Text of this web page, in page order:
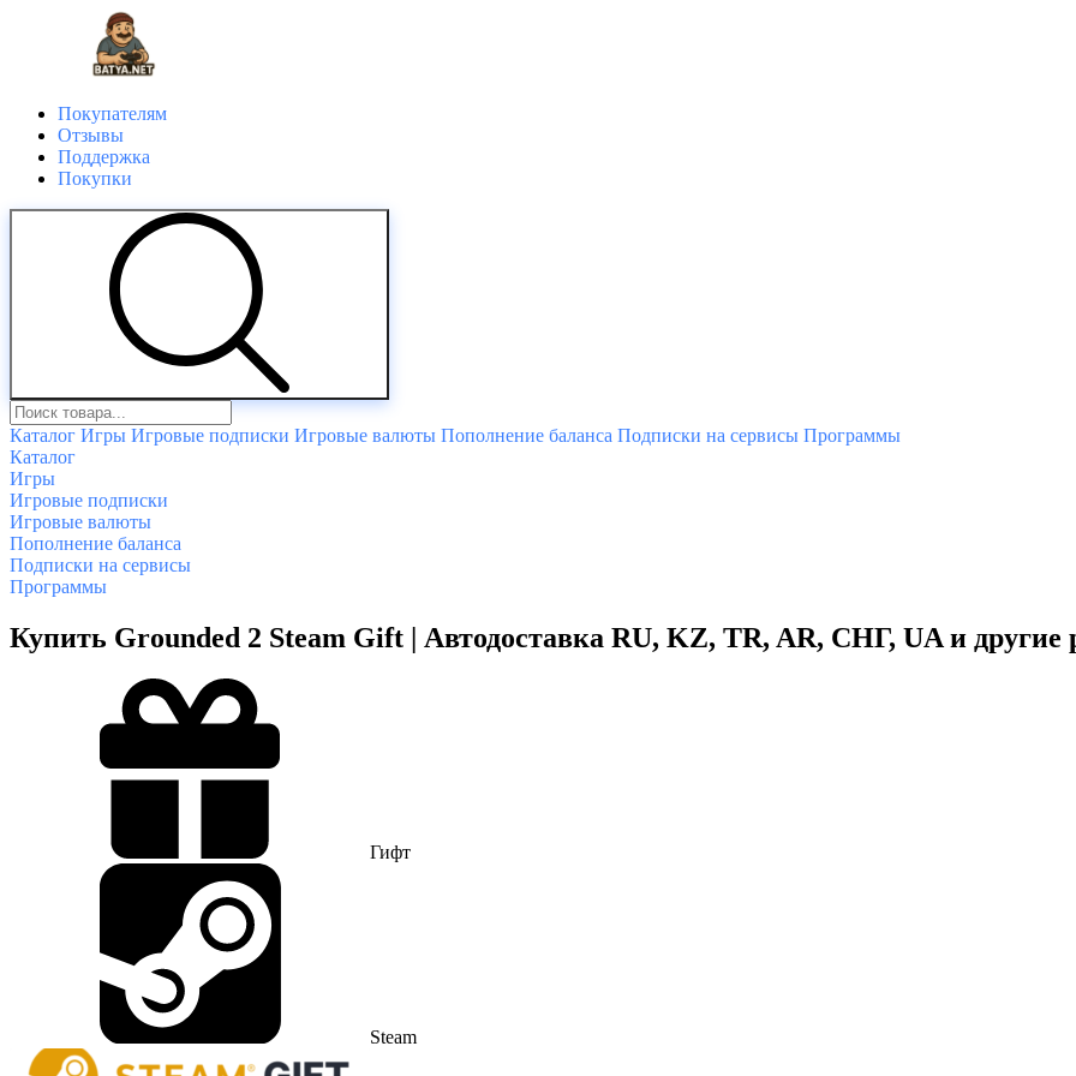
Покупателям
Отзывы
Поддержка
Покупки
Каталог Игры Игровые подписки Игровые валюты Пополнение баланса Подписки на сервисы Программы
Каталог
Игры
Игровые подписки
Игровые валюты
Пополнение баланса
Подписки на сервисы
Программы
Купить Grounded 2 Steam Gift | Автодоставка RU, KZ, TR, AR, СНГ, UA и другие
Гифт
Steam